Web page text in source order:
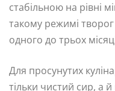
стабільною на рівні
такому режимі творог
одного до трьох
Для просунутих
тільки чистий сир, а